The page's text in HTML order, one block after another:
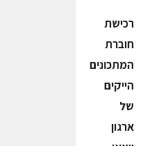
רכישת
חוברת
המתכונים
הייקים
של
ארגון